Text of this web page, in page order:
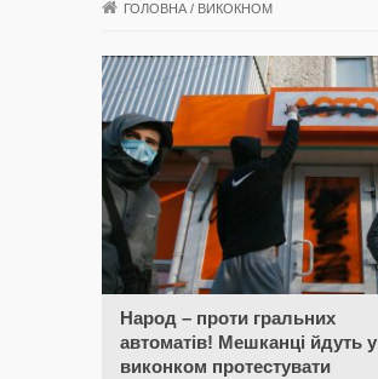
ГОЛОВНА / ВИКОКНОМ
Народ – проти гральних
автоматів! Мешканці йдуть у
виконком протестувати